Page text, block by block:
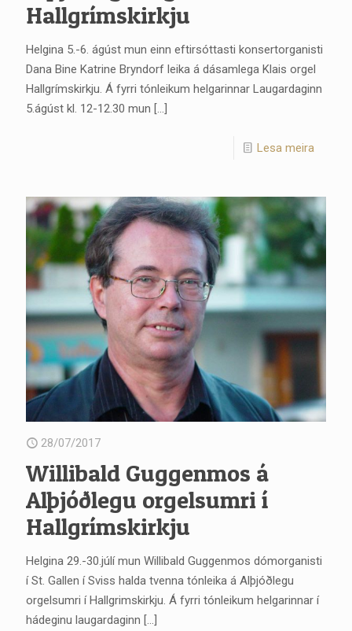
Hallgrímskirkju
Helgina 5.-6. ágúst mun einn eftirsóttasti konsertorganisti
Dana Bine Katrine Bryndorf leika á dásamlega Klais orgel
Hallgrímskirkju. Á fyrri tónleikum helgarinnar Laugardaginn
5.ágúst kl. 12-12.30 mun […]
Lesa meira
28/07/2017
Willibald Guggenmos á
Alþjóðlegu orgelsumri í
Hallgrímskirkju
Helgina 29.-30.júlí mun Willibald Guggenmos dómorganisti
í St. Gallen í Sviss halda tvenna tónleika á Alþjóðlegu
orgelsumri í Hallgrimskirkju. Á fyrri tónleikum helgarinnar í
hádeginu laugardaginn […]